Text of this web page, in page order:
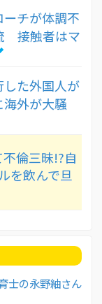
チが体調不
接触者はマ
た外国人が
海外が大騒
倫三昧!?自
を飲んで旦
士の永野紬さん